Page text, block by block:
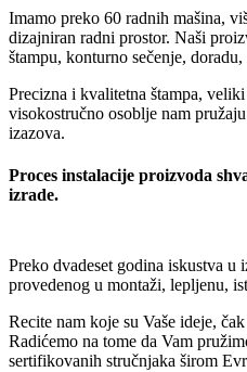
Imamo preko 60 radnih mašina,
dizajniran radni prostor. Naši
štampu, konturno sečenje,
Precizna i kvalitetna štampa,
visokostručno osoblje nam
izazova.
Proces instalacije proizvoda
izrade.
Preko dvadeset godina iskustva u
provedenog u montaži, lepljenu,
Recite nam koje su Vaše ideje,
Radićemo na tome da Vam
sertifikovanih stručnjaka širom